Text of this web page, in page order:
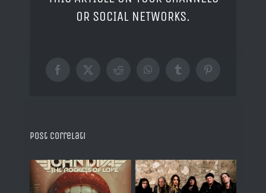
OR SOCIAL NETWORKS.
Facebook
X RedditWhatsAppTumblrPinterest
Post correlati